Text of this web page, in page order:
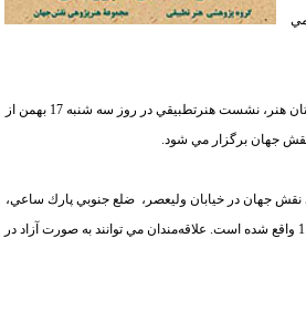
به گزارش روابط عمومي فرهنگستان هنر، نشست هنر‌تطبيقي در روز سه شنبه 17 بهمن از
در خيابان وليعصر،‌ ضلع جنوبي پارك ساعي،
فروشگاه شهر كتاب پلاك 1101 واقع شده است. علاقه‌مندان مي توانند به صورت آزاد در